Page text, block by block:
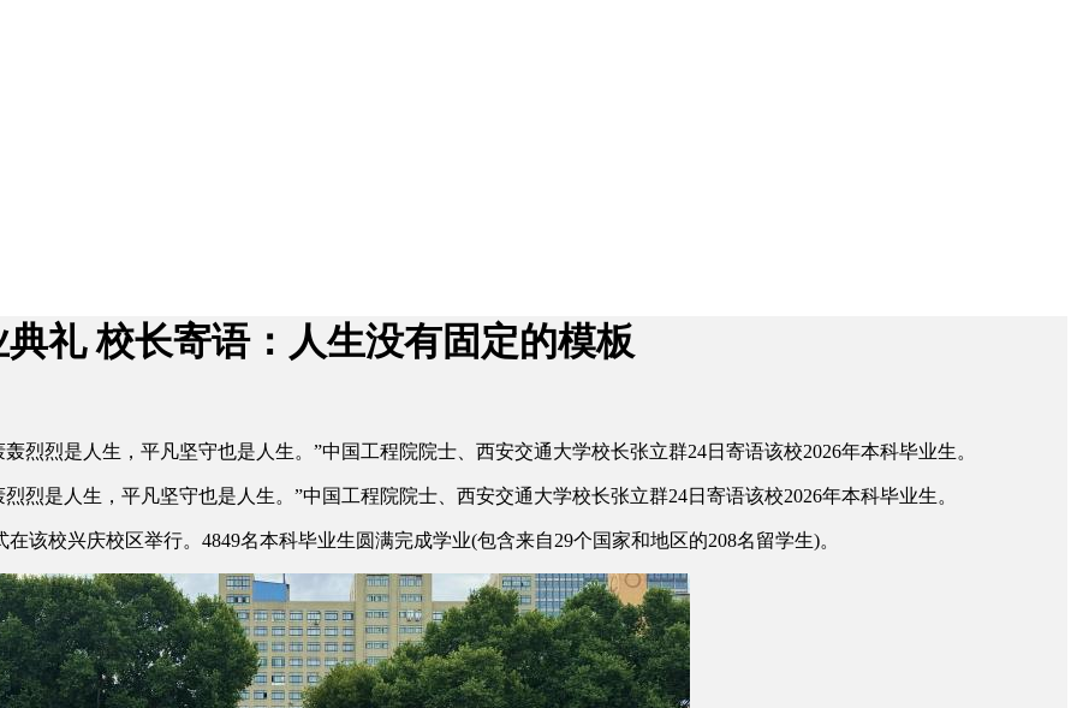
礼 校长寄语：人生没有固定的模板
烈烈是人生，平凡坚守也是人生。”中国工程院院士、西安交通大学校长张立群24日寄语该校2026年本科毕业生。
是人生，平凡坚守也是人生。”中国工程院院士、西安交通大学校长张立群24日寄语该校2026年本科毕业生。
校兴庆校区举行。4849名本科毕业生圆满完成学业(包含来自29个国家和地区的208名留学生)。